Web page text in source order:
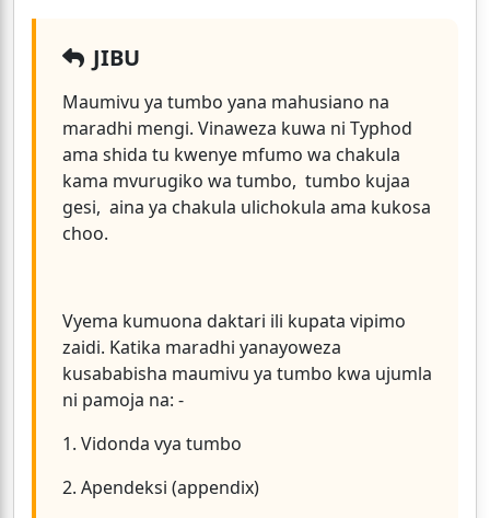
JIBU
Maumivu ya tumbo yana mahusiano na
maradhi mengi. Vinaweza kuwa ni Typhod
ama shida tu kwenye mfumo wa chakula
kama mvurugiko wa tumbo, tumbo kujaa
gesi, aina ya chakula ulichokula ama kukosa
choo.
Vyema kumuona daktari ili kupata vipimo
zaidi. Katika maradhi yanayoweza
kusababisha maumivu ya tumbo kwa ujumla
ni pamoja na: -
1. Vidonda vya tumbo
2. Apendeksi (appendix)